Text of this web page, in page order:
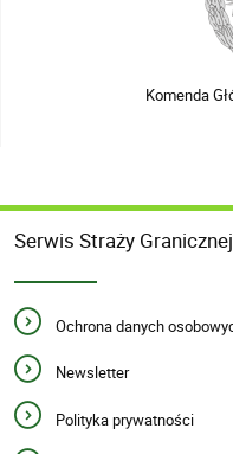
Komenda
Serwis Straży Granicznej
Ochrona danych
Newsletter
Polityka prywatności